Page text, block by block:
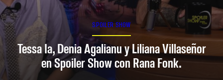
SPOILER SHOW
Tessa Ia, Denia Agalianu y Liliana Villaseñor
en Spoiler Show con Rana Fonk.